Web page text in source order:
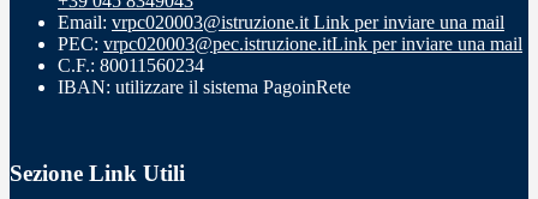
Email: vrpc020003@istruzione.it Link per inviare una mail
PEC: vrpc020003@pec.istruzione.itLink per inviare una mail
C.F.: 80011560234
IBAN: utilizzare il sistema PagoinRete
Sezione Link Utili